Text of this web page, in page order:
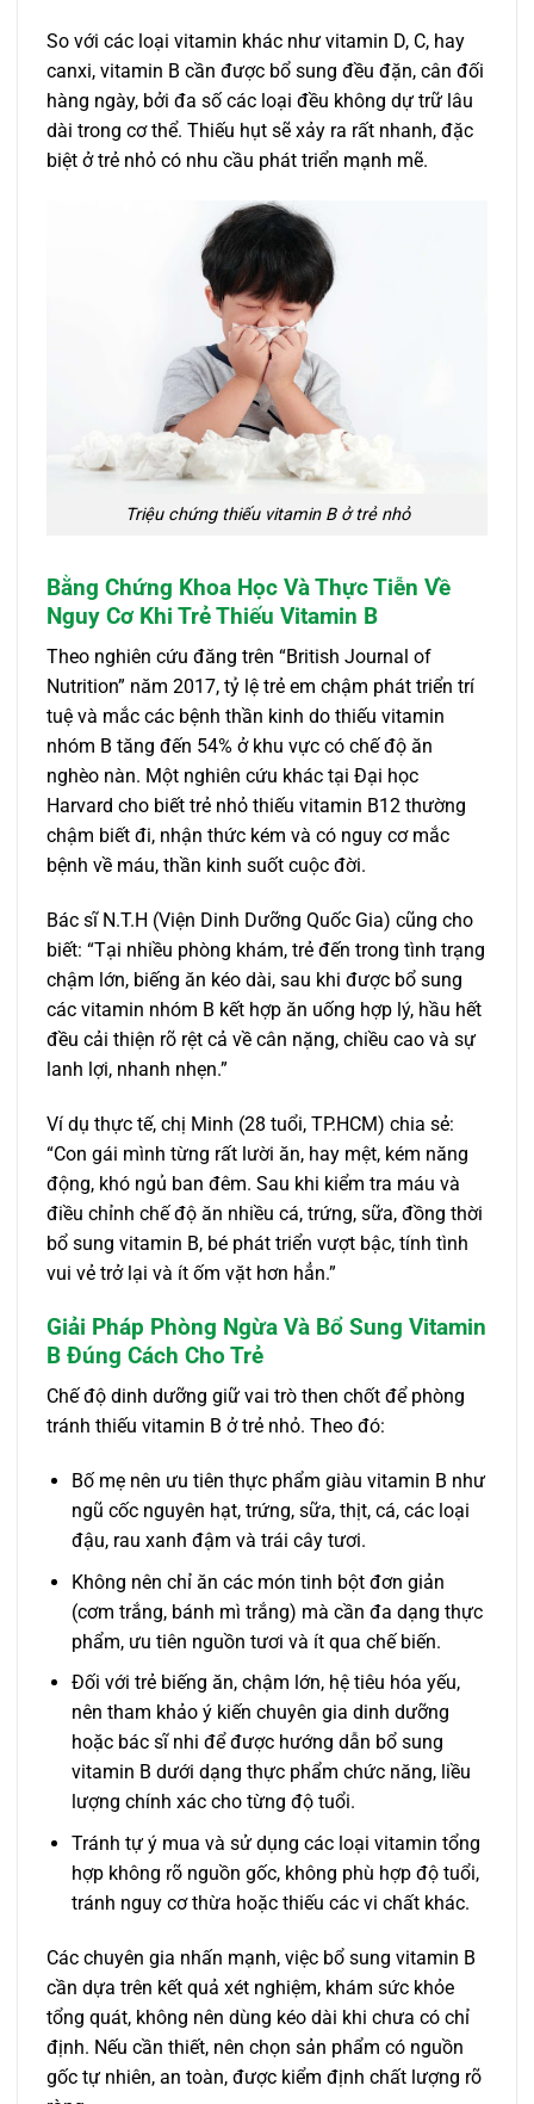
So với các loại vitamin khác như vitamin D, C, hay
canxi, vitamin B cần được bổ sung đều đặn, cân đối
hàng ngày, bởi đa số các loại đều không dự trữ lâu
dài trong cơ thể. Thiếu hụt sẽ xảy ra rất nhanh, đặc
biệt ở trẻ nhỏ có nhu cầu phát triển mạnh mẽ.
Triệu chứng thiếu vitamin B ở trẻ nhỏ
Bằng Chứng Khoa Học Và Thực Tiễn Về
Nguy Cơ Khi Trẻ Thiếu Vitamin B
Theo nghiên cứu đăng trên “British Journal of
Nutrition” năm 2017, tỷ lệ trẻ em chậm phát triển trí
tuệ và mắc các bệnh thần kinh do thiếu vitamin
nhóm B tăng đến 54% ở khu vực có chế độ ăn
nghèo nàn. Một nghiên cứu khác tại Đại học
Harvard cho biết trẻ nhỏ thiếu vitamin B12 thường
chậm biết đi, nhận thức kém và có nguy cơ mắc
bệnh về máu, thần kinh suốt cuộc đời.
Bác sĩ N.T.H (Viện Dinh Dưỡng Quốc Gia) cũng cho
biết: “Tại nhiều phòng khám, trẻ đến trong tình trạng
chậm lớn, biếng ăn kéo dài, sau khi được bổ sung
các vitamin nhóm B kết hợp ăn uống hợp lý, hầu hết
đều cải thiện rõ rệt cả về cân nặng, chiều cao và sự
lanh lợi, nhanh nhẹn.”
Ví dụ thực tế, chị Minh (28 tuổi, TP.HCM) chia sẻ:
“Con gái mình từng rất lười ăn, hay mệt, kém năng
động, khó ngủ ban đêm. Sau khi kiểm tra máu và
điều chỉnh chế độ ăn nhiều cá, trứng, sữa, đồng thời
bổ sung vitamin B, bé phát triển vượt bậc, tính tình
vui vẻ trở lại và ít ốm vặt hơn hẳn.”
Giải Pháp Phòng Ngừa Và Bổ Sung Vitamin
B Đúng Cách Cho Trẻ
Chế độ dinh dưỡng giữ vai trò then chốt để phòng
tránh thiếu vitamin B ở trẻ nhỏ. Theo đó:
Bố mẹ nên ưu tiên thực phẩm giàu vitamin B như
ngũ cốc nguyên hạt, trứng, sữa, thịt, cá, các loại
đậu, rau xanh đậm và trái cây tươi.
Không nên chỉ ăn các món tinh bột đơn giản
(cơm trắng, bánh mì trắng) mà cần đa dạng thực
phẩm, ưu tiên nguồn tươi và ít qua chế biến.
Đối với trẻ biếng ăn, chậm lớn, hệ tiêu hóa yếu,
nên tham khảo ý kiến chuyên gia dinh dưỡng
hoặc bác sĩ nhi để được hướng dẫn bổ sung
vitamin B dưới dạng thực phẩm chức năng, liều
lượng chính xác cho từng độ tuổi.
Tránh tự ý mua và sử dụng các loại vitamin tổng
hợp không rõ nguồn gốc, không phù hợp độ tuổi,
tránh nguy cơ thừa hoặc thiếu các vi chất khác.
Các chuyên gia nhấn mạnh, việc bổ sung vitamin B
cần dựa trên kết quả xét nghiệm, khám sức khỏe
tổng quát, không nên dùng kéo dài khi chưa có chỉ
định. Nếu cần thiết, nên chọn sản phẩm có nguồn
gốc tự nhiên, an toàn, được kiểm định chất lượng rõ